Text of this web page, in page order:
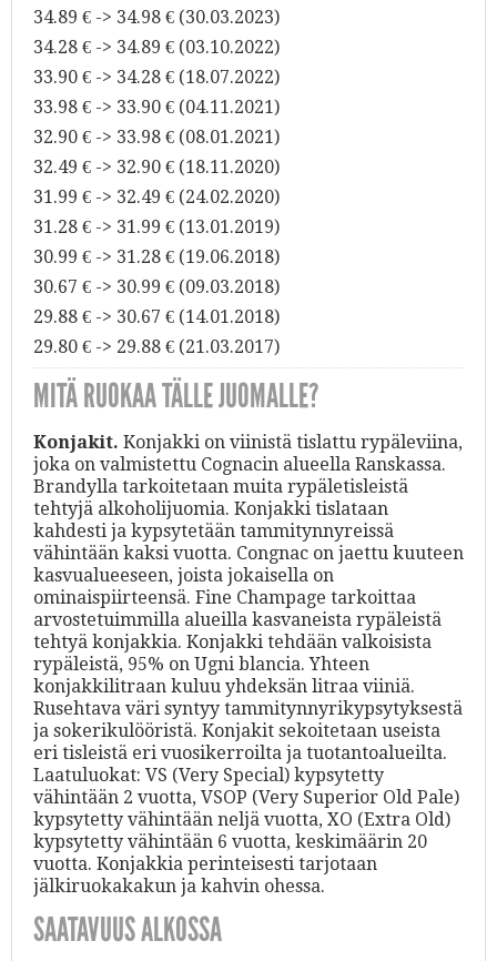
34.89 € -> 34.98 € (30.03.2023)
34.28 € -> 34.89 € (03.10.2022)
33.90 € -> 34.28 € (18.07.2022)
33.98 € -> 33.90 € (04.11.2021)
32.90 € -> 33.98 € (08.01.2021)
32.49 € -> 32.90 € (18.11.2020)
31.99 € -> 32.49 € (24.02.2020)
31.28 € -> 31.99 € (13.01.2019)
30.99 € -> 31.28 € (19.06.2018)
30.67 € -> 30.99 € (09.03.2018)
29.88 € -> 30.67 € (14.01.2018)
29.80 € -> 29.88 € (21.03.2017)
MITÄ RUOKAA TÄLLE JUOMALLE?
Konjakit. Konjakki on viinistä tislattu rypäleviina,
joka on valmistettu Cognacin alueella Ranskassa.
Brandylla tarkoitetaan muita rypäletisleistä
tehtyjä alkoholijuomia. Konjakki tislataan
kahdesti ja kypsytetään tammitynnyreissä
vähintään kaksi vuotta. Congnac on jaettu kuuteen
kasvualueeseen, joista jokaisella on
ominaispiirteensä. Fine Champage tarkoittaa
arvostetuimmilla alueilla kasvaneista rypäleistä
tehtyä konjakkia. Konjakki tehdään valkoisista
rypäleistä, 95% on Ugni blancia. Yhteen
konjakkilitraan kuluu yhdeksän litraa viiniä.
Rusehtava väri syntyy tammitynnyrikypsytyksestä
ja sokerikulööristä. Konjakit sekoitetaan useista
eri tisleistä eri vuosikerroilta ja tuotantoalueilta.
Laatuluokat: VS (Very Special) kypsytetty
vähintään 2 vuotta, VSOP (Very Superior Old Pale)
kypsytetty vähintään neljä vuotta, XO (Extra Old)
kypsytetty vähintään 6 vuotta, keskimäärin 20
vuotta. Konjakkia perinteisesti tarjotaan
jälkiruokakakun ja kahvin ohessa.
SAATAVUUS ALKOSSA